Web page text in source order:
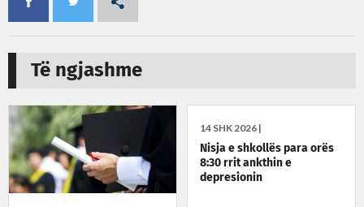
Të ngjashme
14 SHK 2026 |
Nisja e shkollës para orës
8:30 rrit ankthin e
depresionin